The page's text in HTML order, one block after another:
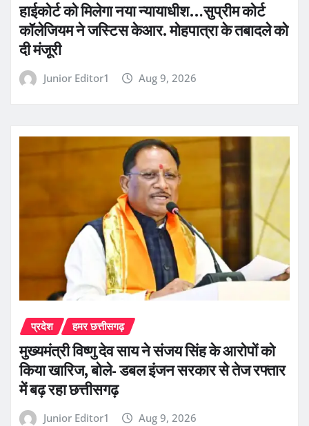
हाईकोर्ट को मिलेगा नया न्यायाधीश…सुप्रीम कोर्ट
कॉलेजियम ने जस्टिस केआर. मोहपात्रा के तबादले को
दी मंजूरी
Junior Editor1 Aug 9, 2026
प्रदेश हमर छत्तीसगढ़
मुख्यमंत्री विष्णु देव साय ने संजय सिंह के आरोपों को
किया खारिज, बोले- डबल इंजन सरकार से तेज रफ्तार
में बढ़ रहा छत्तीसगढ़
Junior Editor1 Aug 9, 2026